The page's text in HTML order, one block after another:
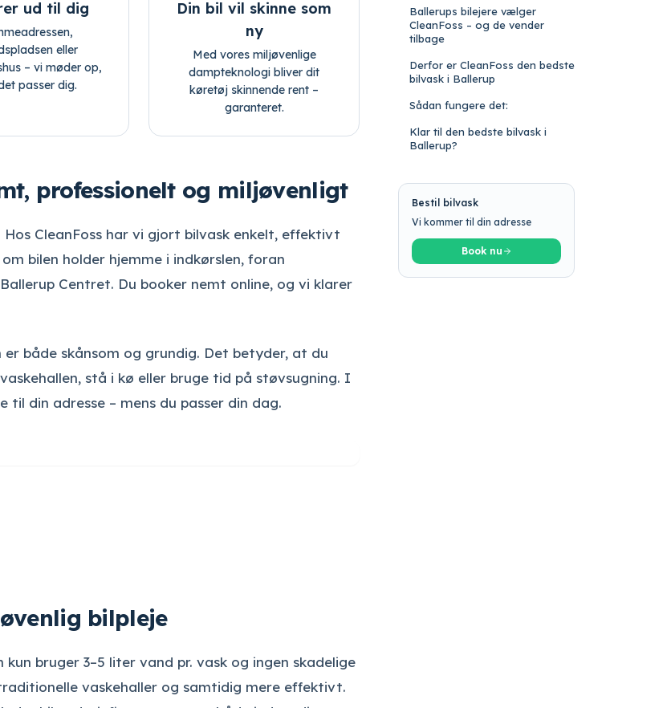
ud til dig
eller
– vi møder op,
passer dig.
Din bil vil skinne som
ny
Med vores miljøvenlige
dampteknologi bliver dit
køretøj skinnende rent –
garanteret.
professionelt og miljøvenligt
Hos CleanFoss har vi gjort bilvask enkelt, effektivt
bilen holder hjemme i indkørslen, foran
Centret. Du booker nemt online, og vi klarer
både skånsom og grundig. Det betyder, at du
stå i kø eller bruge tid på støvsugning. I
din adresse – mens du passer din dag.
bilpleje
bruger 3–5 liter vand pr. vask og ingen skadelige
vaskehaller og samtidig mere effektivt.
Ballerups bilejere vælger
CleanFoss – og de vender
tilbage
Derfor er CleanFoss den bedste
bilvask i Ballerup
Sådan fungere det:
Klar til den bedste bilvask i
Ballerup?
Bestil bilvask
Vi kommer til din adresse
Book nu